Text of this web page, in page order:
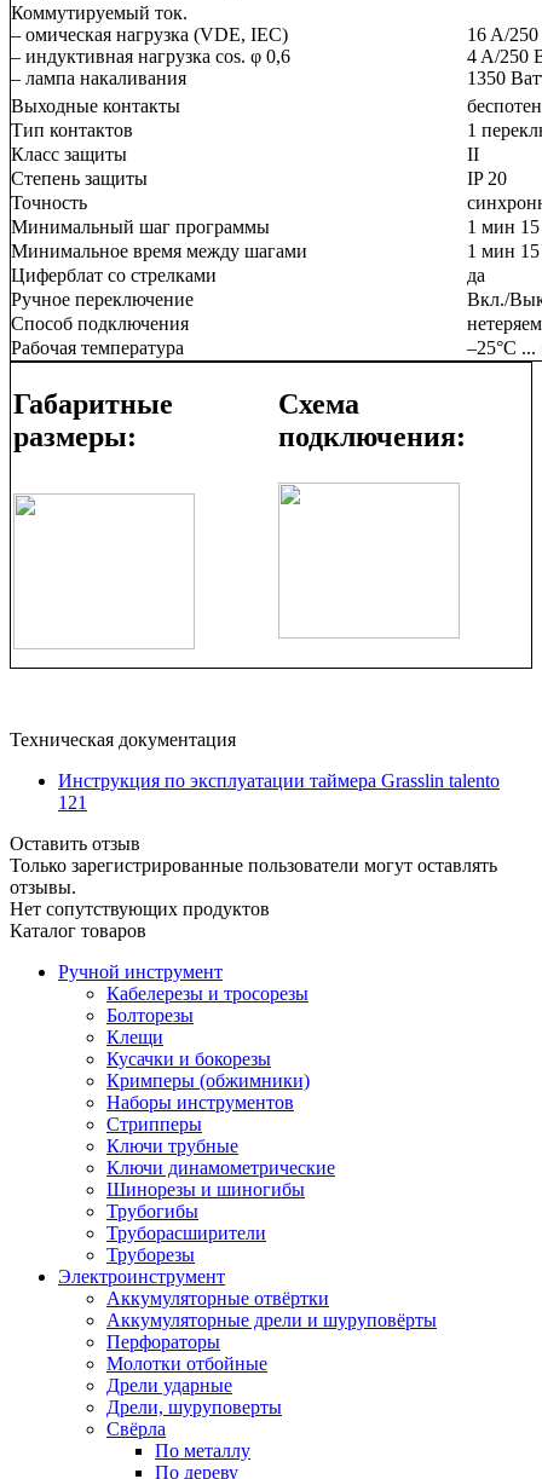
Коммутируемый ток.
– омическая нагрузка (VDE, IEC)
– индуктивная нагрузка cos. φ 0,6
– лампа накаливания
16 A/
4 A/250
1350
Выходные контакты
Тип контактов
1
Класс защиты
II
Степень защиты
IP 20
Точность
Минимальный шаг программы
1 мин 15
Минимальное время между шагами
1 мин 15
Циферблат со стрелками
да
Ручное переключение
Вкл./
Способ подключения
Рабочая температура
–25°C ...
Габаритные
размеры:
Схема
подключения:
Техническая документация
Инструкция по эксплуатации таймера Grasslin talento
121
Оставить отзыв
Только зарегистрированные пользователи могут оставлять
отзывы.
Нет сопутствующих продуктов
Каталог товаров
Ручной инструмент
Кабелерезы и тросорезы
Болторезы
Клещи
Кусачки и бокорезы
Кримперы (обжимники)
Наборы инструментов
Стрипперы
Ключи трубные
Ключи динамометрические
Шинорезы и шиногибы
Трубогибы
Труборасширители
Труборезы
Электроинструмент
Аккумуляторные отвёртки
Аккумуляторные дрели и шуруповёрты
Перфораторы
Молотки отбойные
Дрели ударные
Дрели, шуруповерты
Свёрла
По металлу
По дереву